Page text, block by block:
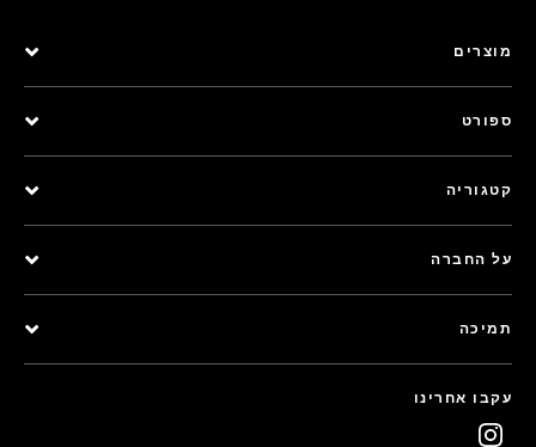
מוצרים
ספורט
קטגוריה
על החברה
תמיכה
עקבו אחרינו